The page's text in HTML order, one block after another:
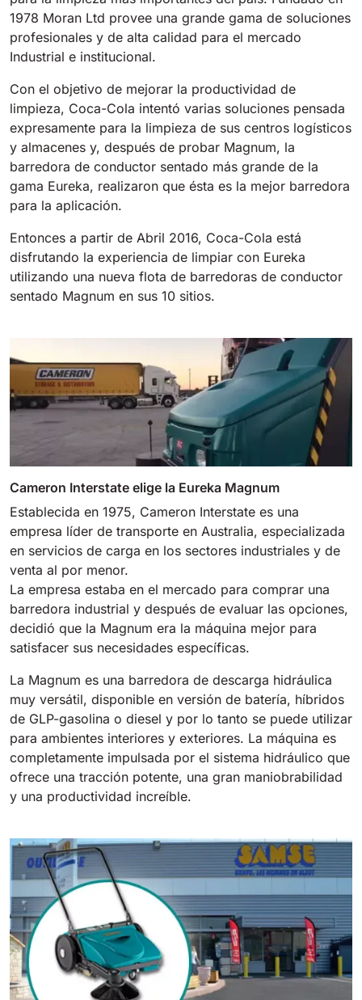
1978 Moran Ltd provee una grande gama de soluciones
profesionales y de alta calidad para el mercado
Industrial e institucional.
Con el objetivo de mejorar la productividad de
limpieza, Coca-Cola intentó varias soluciones pensada
expresamente para la limpieza de sus centros logísticos
y almacenes y, después de probar Magnum, la
barredora de conductor sentado más grande de la
gama Eureka, realizaron que ésta es la mejor barredora
para la aplicación.
Entonces a partir de Abril 2016, Coca-Cola está
disfrutando la experiencia de limpiar con Eureka
utilizando una nueva flota de barredoras de conductor
sentado Magnum en sus 10 sitios.
Cameron Interstate elige la Eureka Magnum
Establecida en 1975, Cameron Interstate es una
empresa líder de transporte en Australia, especializada
en servicios de carga en los sectores industriales y de
venta al por menor.
La empresa estaba en el mercado para comprar una
barredora industrial y después de evaluar las opciones,
decidió que la Magnum era la máquina mejor para
satisfacer sus necesidades específicas.
La Magnum es una barredora de descarga hidráulica
muy versátil, disponible en versión de batería, híbridos
de GLP-gasolina o diesel y por lo tanto se puede utilizar
para ambientes interiores y exteriores. La máquina es
completamente impulsada por el sistema hidráulico que
ofrece una tracción potente, una gran maniobrabilidad
y una productividad increíble.